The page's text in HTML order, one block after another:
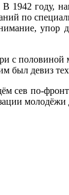
году,
по
упор
с
был девиз
сев по-